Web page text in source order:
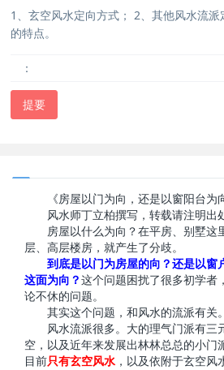
1、玄空风水定向方式； 2、其他风水流
的特点。
：
提要
《房屋以门为向，还是以窗阳台为
风水师丁立柏撰写，转载请注明出
房屋以什么为向？在平房、别墅这
层、高层楼房，就产生了分歧。
到底是以门为房屋的向？还是以窗
这面为向？ 这个问题困扰了很多初学者
论不休的问题。
其实这个问题，和风水的流派有关。
风水流派很多。大的理气门派有三
空，以及近年来发展出林林总总的小
目前只有玄空风水 ，以及依附于玄空风